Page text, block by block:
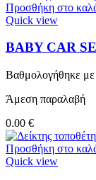
Προσθήκη στο
Quick view
BABY CAR
Βαθμολογήθηκε με
Άμεση παραλαβή
0.00 €
Προσθήκη στο
Quick view